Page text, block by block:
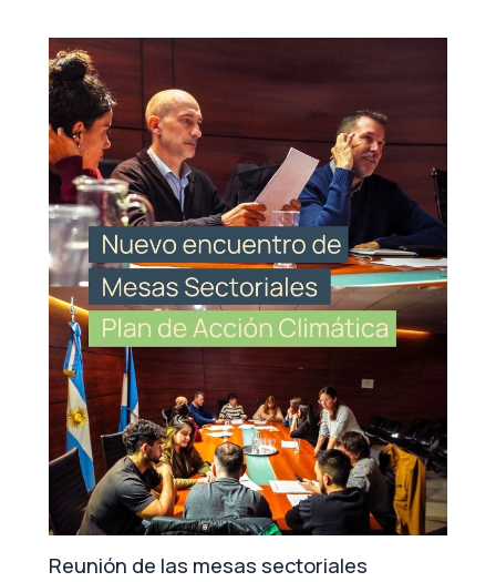
Reunión de las mesas sectoriales